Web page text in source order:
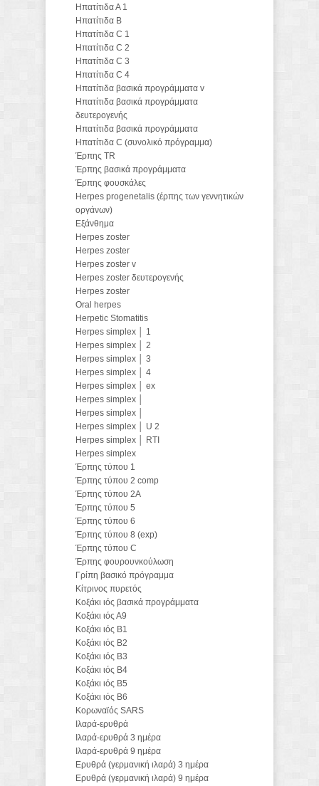
Ηπατίτιδα Α 1
Ηπατίτιδα Β
Ηπατίτιδα C 1
Ηπατίτιδα C 2
Ηπατίτιδα C 3
Ηπατίτιδα C 4
Hπατίτιδα βασικά προγράμματα v
Hπατίτιδα βασικά προγράμματα
δευτερογενής
Hπατίτιδα βασικά προγράμματα
Ηπατίτιδα C (συνολικό πρόγραμμα)
Έρπης TR
Έρπης βασικά προγράμματα
Έρπης φουσκάλες
Herpes progenetalis (έρπης των γεννητικών
οργάνων)
Εξάνθημα
Herpes zoster
Herpes zoster
Herpes zoster v
Herpes zoster δευτερογενής
Herpes zoster
Oral herpes
Herpetic Stomatitis
Herpes simplex │ 1
Herpes simplex │ 2
Herpes simplex │ 3
Herpes simplex │ 4
Herpes simplex │ ex
Herpes simplex │
Herpes simplex │
Herpes simplex │ U 2
Herpes simplex │ RTI
Herpes simplex
Έρπης τύπου 1
Έρπης τύπου 2 comp
Έρπης τύπου 2A
Έρπης τύπου 5
Έρπης τύπου 6
Έρπης τύπου 8 (exp)
Έρπης τύπου C
Έρπης φουρουνκούλωση
Γρίπη βασικό πρόγραμμα
Κίτρινος πυρετός
Κοξάκι ιός βασικά προγράμματα
Κοξάκι ιός Α9
Κοξάκι ιός Β1
Κοξάκι ιός Β2
Κοξάκι ιός Β3
Κοξάκι ιός Β4
Κοξάκι ιός Β5
Κοξάκι ιός Β6
Kορωναϊός SARS
Ιλαρά-ερυθρά
Ιλαρά-ερυθρά 3 ημέρα
Ιλαρά-ερυθρά 9 ημέρα
Ερυθρά (γερμανική ιλαρά) 3 ημέρα
Ερυθρά (γερμανική ιλαρά) 9 ημέρα